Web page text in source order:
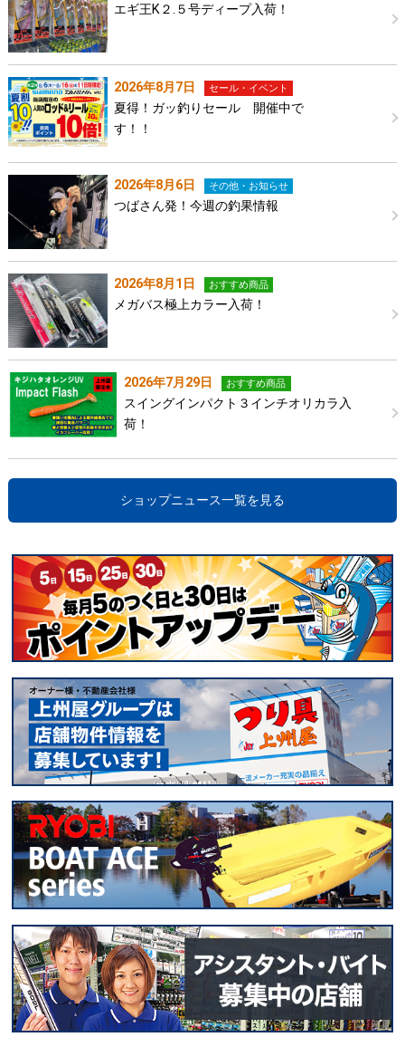
エギ王K２.５号ディープ入荷！
2026年8月7日 セール・イベント
夏得！ガッ釣りセール 開催中で
す！！
2026年8月6日 その他・お知らせ
つばさん発！今週の釣果情報
2026年8月1日 おすすめ商品
メガバス極上カラー入荷！
2026年7月29日 おすすめ商品
スイングインパクト３インチオリカラ入
荷！
ショップニュース一覧を見る